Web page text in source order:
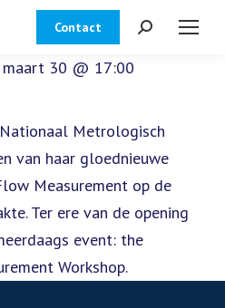
Contact Zoeken:
Metrologisch
van haar gloednieuwe
Measurement op de
Ter ere van de opening
event: the
Workshop.
30 @ 17:00